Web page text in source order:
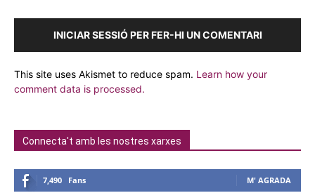
INICIAR SESSIÓ PER FER-HI UN COMENTARI
This site uses Akismet to reduce spam. Learn how your
comment data is processed.
Connecta't amb les nostres xarxes
7,490 Fans M' AGRADA